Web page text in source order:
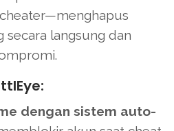
secara langsung dan
dengan sistem auto-